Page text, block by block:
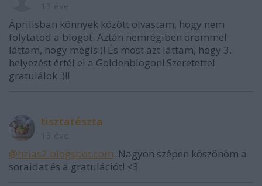
Áprilisban könnyek között olvastam, hogy nem
folytatod a blogot. Aztán nemrégiben örömmel
láttam, hogy mégis:)! És most azt láttam, hogy 3.
helyezést értél el a Goldenblogon! Szeretettel
gratulálok :)!!
tisztatészta
@hzias2.blogspot.com: Nagyon szépen köszönöm a
soraidat és a gratulációt! <3